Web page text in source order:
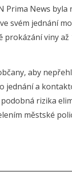
Prima News byla
svém jednání
prokázání viny
aby
jednání a
rizika
městské